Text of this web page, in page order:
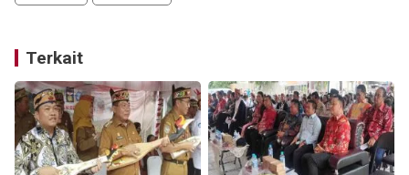
Terkait